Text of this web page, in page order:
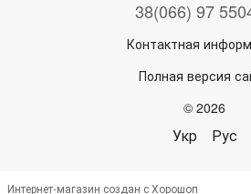
38(066) 97
Контактная
Полная версия
© 2026
Укр Рус
Интернет-магазин создан с Хорошоп